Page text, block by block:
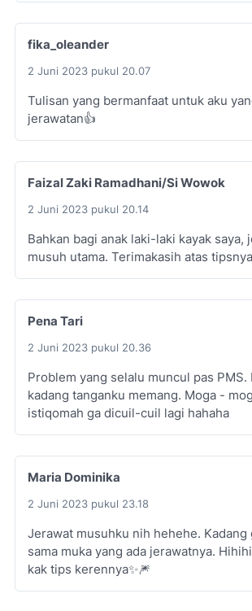
fika_oleander
2 Juni 2023 pukul 20.07
Tulisan yang bermanfaat untuk aku
jerawatan👍
Faizal Zaki Ramadhani/Si Wowok
2 Juni 2023 pukul 20.14
Bahkan bagi anak laki-laki kayak saya,
musuh utama. Terimakasih atas
Pena Tari
2 Juni 2023 pukul 20.36
Problem yang selalu muncul pas PMS.
kadang tanganku memang. Moga -
istiqomah ga dicuil-cuil lagi hahaha
Maria Dominika
2 Juni 2023 pukul 23.18
Jerawat musuhku nih hehehe. Kadang
sama muka yang ada jerawatnya.
kak tips kerennya✨🎆